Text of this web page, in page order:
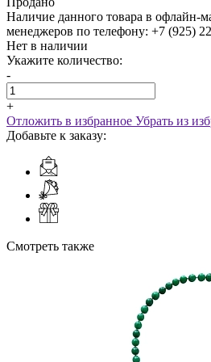
Наличие данного товара в офлайн-
менеджеров по телефону: +7 (925)
Нет в наличии
Укажите количество:
-
+
Отложить в избранное Убрать из
Добавьте к заказу:
Смотреть также